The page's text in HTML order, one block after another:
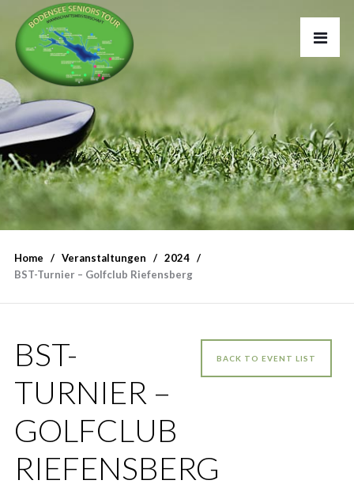
Home Veranstaltungen
2024
BST-Turnier – Golfclub Riefensberg
BACK TO EVENT LIST
BST-
TURNIER –
GOLFCLUB
RIEFENSBERG